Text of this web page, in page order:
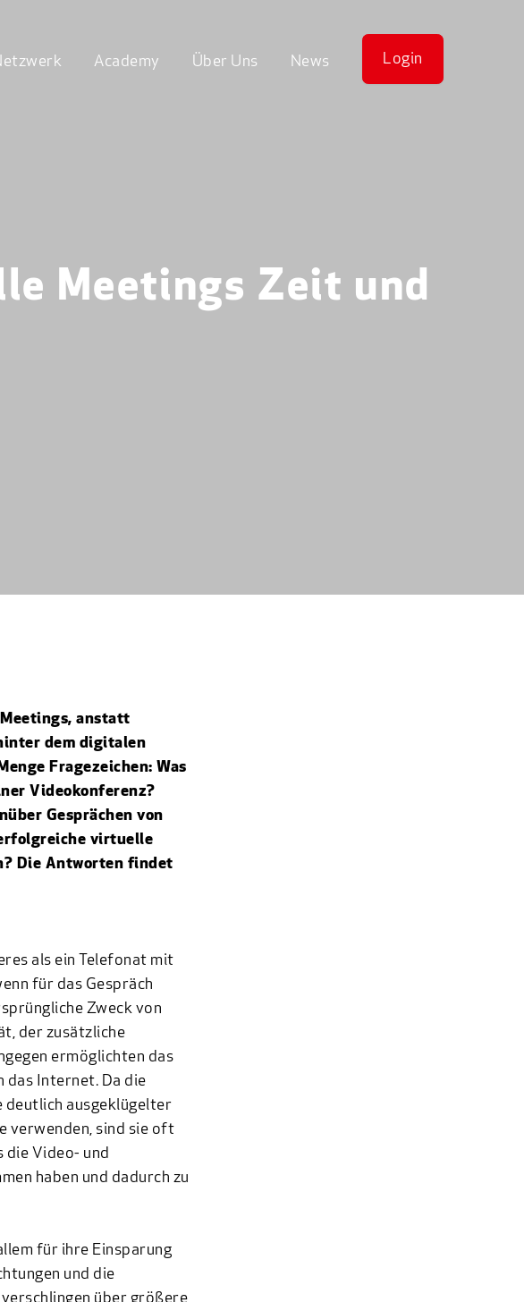
Academy Über Uns News Login
Meetings Zeit und
anstatt
dem digitalen
Fragezeichen: Was
Videokonferenz?
Gesprächen von
virtuelle
Die Antworten findet
als ein Telefonat mit
für das Gespräch
Zweck von
der zusätzliche
ermöglichten das
das Internet. Da die
deutlich ausgeklügelter
verwenden, sind sie oft
die Video- und
haben und dadurch zu
für ihre Einsparung
und die